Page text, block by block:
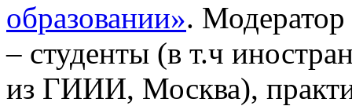
образовании».
– студенты (в т.ч
из ГИИИ, Москва),